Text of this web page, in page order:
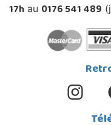
17h au 0176 541 489